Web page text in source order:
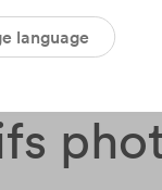
language